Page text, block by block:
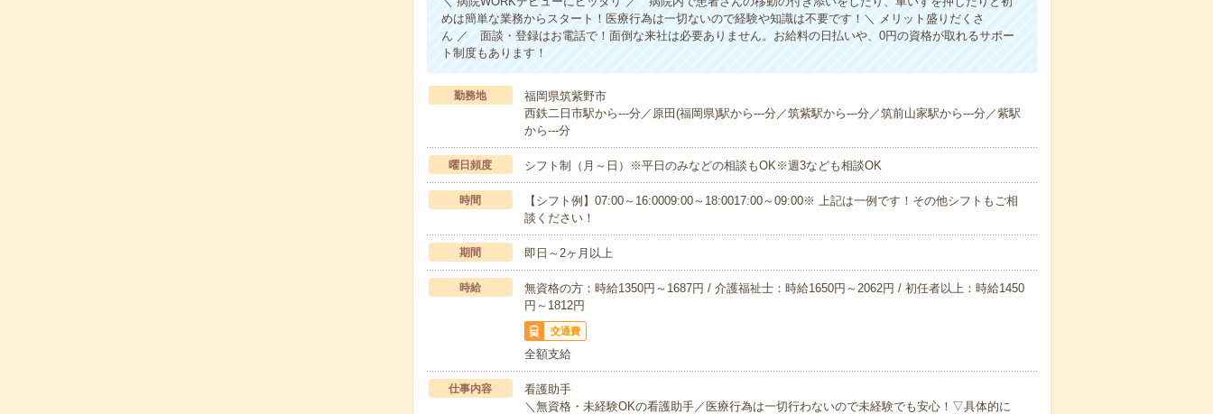
めは簡単な業務からスタート！医療行為は一切ないので経験や知識は不要です！＼ メリット盛りだくさ
ん ／ 面談・登録はお電話で！面倒な来社は必要ありません。お給料の日払いや、0円の資格が取れるサポー
ト制度もあります！
勤務地
福岡県筑紫野市
西鉄二日市駅から---分／原田(福岡県)駅から---分／筑紫駅から---分／筑前山家駅から---分／紫駅
から---分
曜日頻度 シフト制（月～日）※平日のみなどの相談もOK※週3なども相談OK
時間
【シフト例】07:00～16:0009:00～18:0017:00～09:00※ 上記は一例です！その他シフトもご相
談ください！
期間 即日～2ヶ月以上
時給
無資格の方：時給1350円～1687円 / 介護福祉士：時給1650円～2062円 / 初任者以上：時給1450
円～1812円
交通費
全額支給
仕事内容
看護助手
＼無資格・未経験OKの看護助手／医療行為は一切行わないので未経験でも安心！▽具体的に